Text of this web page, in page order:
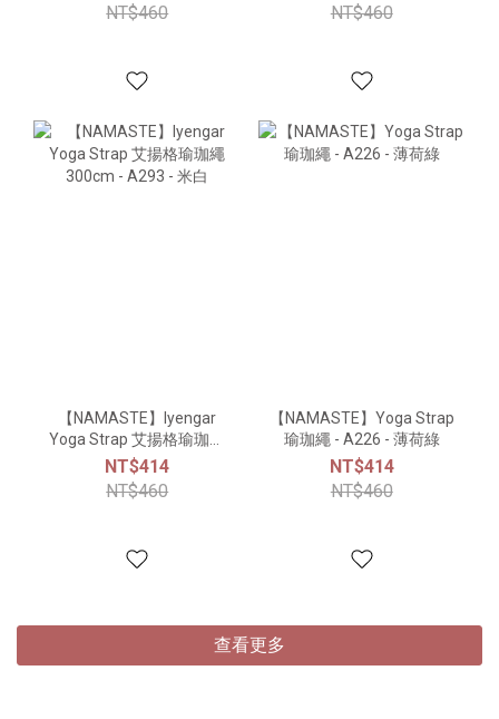
NT$460
NT$460
【NAMASTE】Iyengar
Yoga Strap 艾揚格瑜珈繩
300cm - A293 - 米白
NT$414
NT$460
【NAMASTE】Yoga Strap
瑜珈繩 - A226 - 薄荷綠
NT$414
NT$460
查看更多